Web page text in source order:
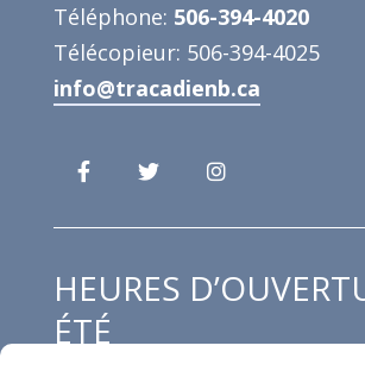
Téléphone: 506-394-4020
Télécopieur: 506-394-4025
info@tracadienb.ca
HEURES
ÉTÉ